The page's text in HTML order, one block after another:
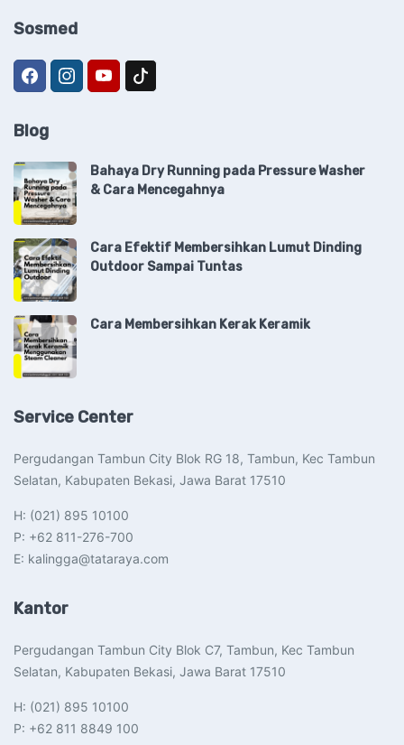
Sosmed
Blog
Bahaya Dry Running pada Pressure Washer
& Cara Mencegahnya
Cara Efektif Membersihkan Lumut Dinding
Outdoor Sampai Tuntas
Cara Membersihkan Kerak Keramik
Service Center
Pergudangan Tambun City Blok RG 18, Tambun, Kec Tambun
Selatan, Kabupaten Bekasi, Jawa Barat 17510​
H: (021) 895 10100
P: +62 811-276-700
E: kalingga@tataraya.com
Kantor
Pergudangan Tambun City Blok C7, Tambun, Kec Tambun
Selatan, Kabupaten Bekasi, Jawa Barat 17510​
H: (021) 895 10100
P: +62 811 8849 100